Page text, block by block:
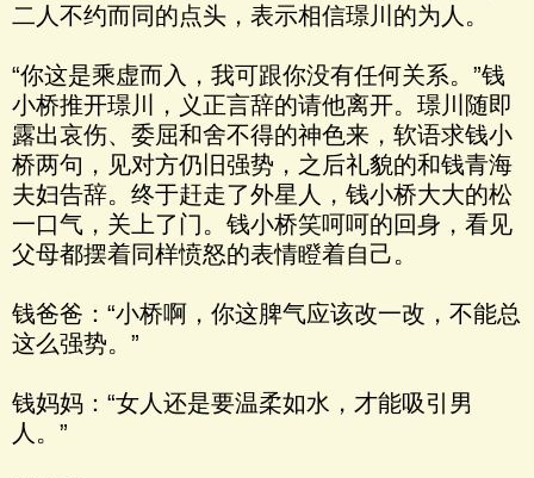
二人不约而同的点头，表示相信璟川的为人。
“你这是乘虚而入，我可跟你没有任何关系。”钱
小桥推开璟川，义正言辞的请他离开。璟川随即
露出哀伤、委屈和舍不得的神色来，软语求钱小
桥两句，见对方仍旧强势，之后礼貌的和钱青海
夫妇告辞。终于赶走了外星人，钱小桥大大的松
一口气，关上了门。钱小桥笑呵呵的回身，看见
父母都摆着同样愤怒的表情瞪着自己。
钱爸爸：“小桥啊，你这脾气应该改一改，不能总
这么强势。”
钱妈妈：“女人还是要温柔如水，才能吸引男
人。”